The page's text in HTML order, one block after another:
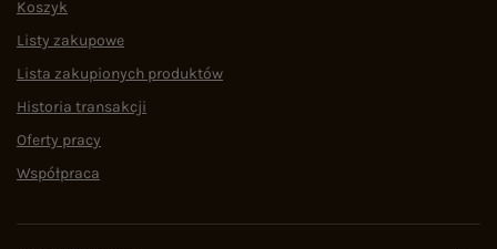
Koszyk
Listy zakupowe
Lista zakupionych produktów
Historia transakcji
Oferty pracy
Współpraca